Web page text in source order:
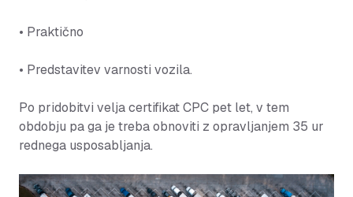
• Praktično
• Predstavitev varnosti vozila.
Po pridobitvi velja certifikat CPC pet let, v tem
obdobju pa ga je treba obnoviti z opravljanjem 35 ur
rednega usposabljanja.